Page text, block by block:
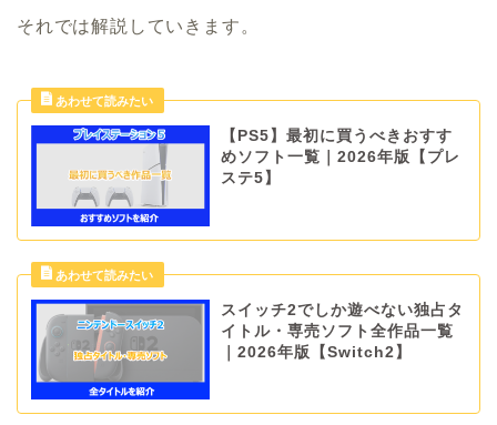
それでは解説していきます。
【PS5】最初に買うべきおすす
めソフト一覧｜2026年版【プレ
ステ5】
スイッチ2でしか遊べない独占タ
イトル・専売ソフト全作品一覧
｜2026年版【Switch2】